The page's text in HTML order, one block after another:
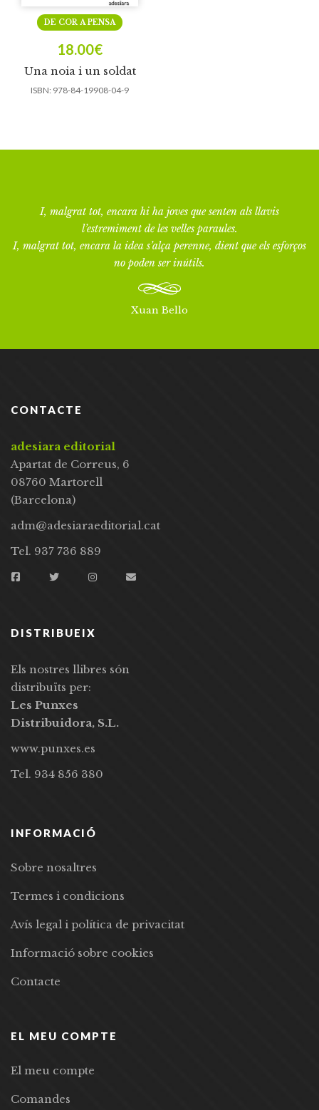
Una noia i un soldat
DE COR A PENSA
18.00€
ISBN: 978-84-19908-04-9
I, malgrat tot, encara hi ha joves que senten als llavis
l’estremiment de les velles paraules.
I, malgrat tot, encara la idea s’alça perenne, dient que els esforços
no poden ser inútils.
Xuan Bello
CONTACTE
adesiara editorial
Apartat de Correus, 6
08760 Martorell
(Barcelona)
adm@adesiaraeditorial.cat
Tel. 937 736 889
DISTRIBUEIX
Els nostres llibres són
distribuïts per:
Les Punxes
Distribuidora, S.L.
www.punxes.es
Tel. 934 856 380
INFORMACIÓ
Sobre nosaltres
Termes i condicions
Avís legal i política de privacitat
Informació sobre cookies
Contacte
EL MEU COMPTE
El meu compte
Comandes